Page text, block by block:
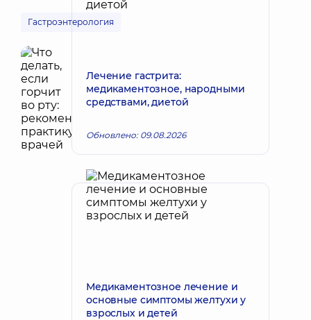
Гастроэнтерология
Лечение гастрита:
медикаментозное, народными
средствами, диетой
Обновлено: 09.08.2026
Медикаментозное лечение и
основные симптомы желтухи у
взрослых и детей